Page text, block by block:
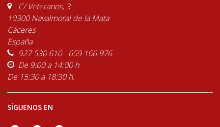
C/ Veteranos, 3
10300 Navalmoral de la Mata
Cáceres
España
927 530 610 - 659 166 976
De 9:00 a 14:00 h
De 15:30 a 18:30 h.
SÍGUENOS EN